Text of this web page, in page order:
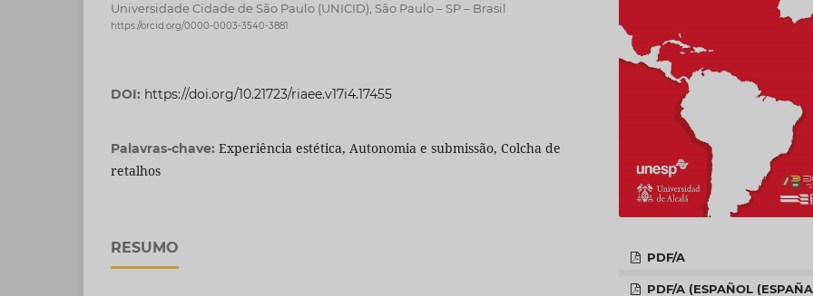
Universidade Cidade de São Paulo (UNICID), São Paulo – SP – Brasil
https://orcid.org/0000-0003-3540-3881
DOI: https://doi.org/10.21723/riaee.v17i4.17455
Palavras-chave: Experiência estética, Autonomia e submissão, Colcha de
retalhos
RESUMO
PDF/A
PDF/A (ESPAÑOL